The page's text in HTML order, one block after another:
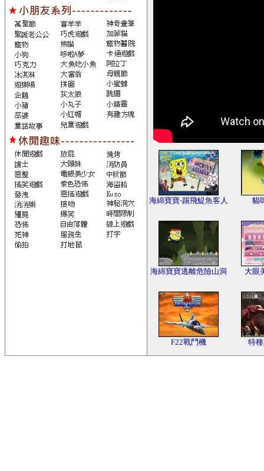
海綿寶寶-踢飛鯷魚客人 貓
海綿寶寶逃離危險山洞 大眼
F22戰鬥機 特